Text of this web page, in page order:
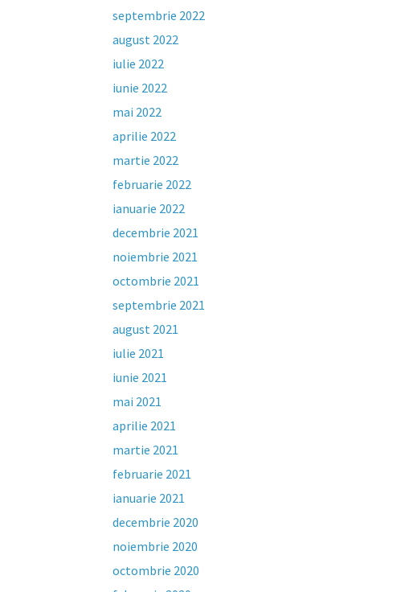
septembrie 2022
august 2022
iulie 2022
iunie 2022
mai 2022
aprilie 2022
martie 2022
februarie 2022
ianuarie 2022
decembrie 2021
noiembrie 2021
octombrie 2021
septembrie 2021
august 2021
iulie 2021
iunie 2021
mai 2021
aprilie 2021
martie 2021
februarie 2021
ianuarie 2021
decembrie 2020
noiembrie 2020
octombrie 2020